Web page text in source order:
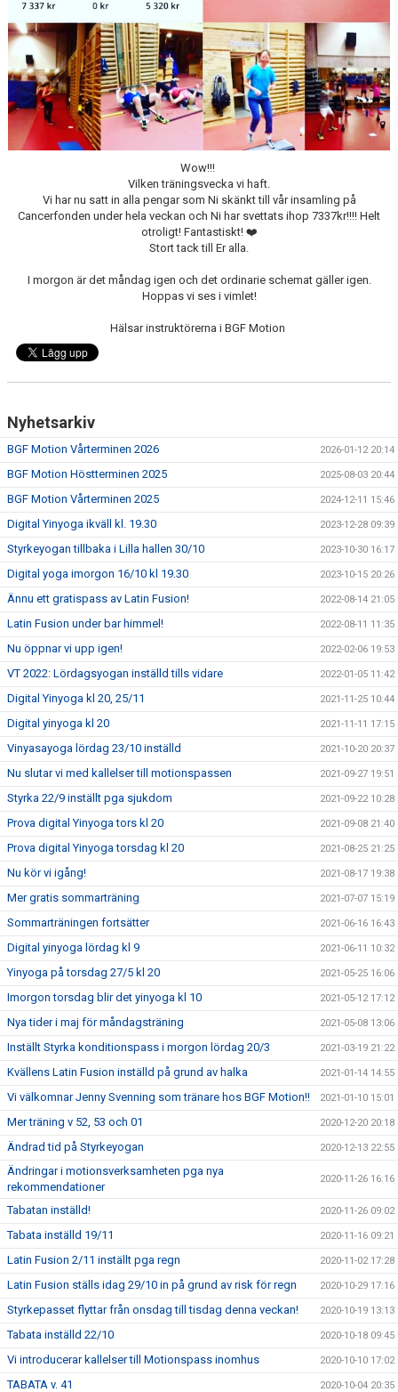
Wow!!!
Vilken träningsvecka vi haft.
Vi har nu satt in alla pengar som Ni skänkt till vår insamling på
Cancerfonden under hela veckan och Ni har svettats ihop 7337kr!!!! Helt
otroligt! Fantastiskt! ❤️
Stort tack till Er alla.
I morgon är det måndag igen och det ordinarie schemat gäller igen.
Hoppas vi ses i vimlet!
Hälsar instruktörerna i BGF Motion
Nyhetsarkiv
BGF Motion Vårterminen 2026 2026-01-12 20:14
BGF Motion Höstterminen 2025 2025-08-03 20:44
BGF Motion Vårterminen 2025 2024-12-11 15:46
Digital Yinyoga ikväll kl. 19.30 2023-12-28 09:39
Styrkeyogan tillbaka i Lilla hallen 30/10 2023-10-30 16:17
Digital yoga imorgon 16/10 kl 19.30 2023-10-15 20:26
Ännu ett gratispass av Latin Fusion! 2022-08-14 21:05
Latin Fusion under bar himmel! 2022-08-11 11:35
Nu öppnar vi upp igen! 2022-02-06 19:53
VT 2022: Lördagsyogan inställd tills vidare 2022-01-05 11:42
Digital Yinyoga kl 20, 25/11 2021-11-25 10:44
Digital yinyoga kl 20 2021-11-11 17:15
Vinyasayoga lördag 23/10 inställd 2021-10-20 20:37
Nu slutar vi med kallelser till motionspassen 2021-09-27 19:51
Styrka 22/9 inställt pga sjukdom 2021-09-22 10:28
Prova digital Yinyoga tors kl 20 2021-09-08 21:40
Prova digital Yinyoga torsdag kl 20 2021-08-25 21:25
Nu kör vi igång! 2021-08-17 19:38
Mer gratis sommarträning 2021-07-07 15:19
Sommarträningen fortsätter 2021-06-16 16:43
Digital yinyoga lördag kl 9 2021-06-11 10:32
Yinyoga på torsdag 27/5 kl 20 2021-05-25 16:06
Imorgon torsdag blir det yinyoga kl 10 2021-05-12 17:12
Nya tider i maj för måndagsträning 2021-05-08 13:06
Inställt Styrka konditionspass i morgon lördag 20/3 2021-03-19 21:22
Kvällens Latin Fusion inställd på grund av halka 2021-01-14 14:55
Vi välkomnar Jenny Svenning som tränare hos BGF Motion!! 2021-01-10 15:01
Mer träning v 52, 53 och 01 2020-12-20 20:18
Ändrad tid på Styrkeyogan 2020-12-13 22:55
Ändringar i motionsverksamheten pga nya
rekommendationer
2020-11-26 16:16
Tabatan inställd! 2020-11-26 09:02
Tabata inställd 19/11 2020-11-16 09:21
Latin Fusion 2/11 inställt pga regn 2020-11-02 17:28
Latin Fusion ställs idag 29/10 in på grund av risk för regn 2020-10-29 17:16
Styrkepasset flyttar från onsdag till tisdag denna veckan! 2020-10-19 13:13
Tabata inställd 22/10 2020-10-18 09:45
Vi introducerar kallelser till Motionspass inomhus 2020-10-10 17:02
TABATA v. 41 2020-10-04 20:35